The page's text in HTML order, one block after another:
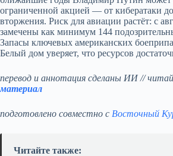
ограниченной акцией — от кибератаки
вторжения. Риск для авиации растёт: с
замечены как минимум 144
Запасы ключевых американских
Белый дом уверяет, что ресурсов
перевод и аннотация сделаны ИИ //
материал
подготовлено совместно с Восточный
Читайте также: